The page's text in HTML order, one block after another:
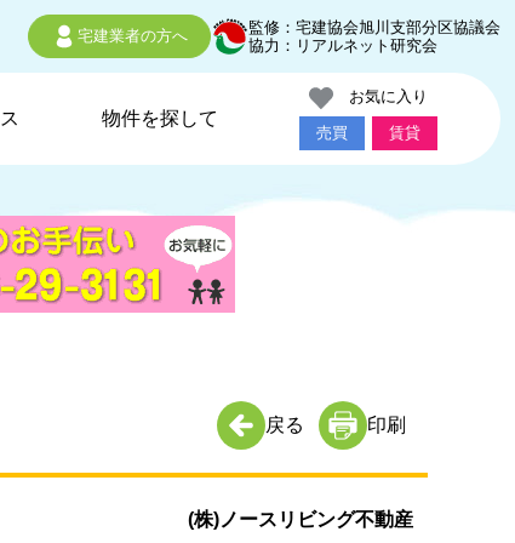
宅建業者の方へ
監修：宅建協会旭川支部分区協議会
協力：リアルネット研究会
物件を探して
お気に入り
売買
賃貸
戻る 印刷
(株)ノースリビング不動産